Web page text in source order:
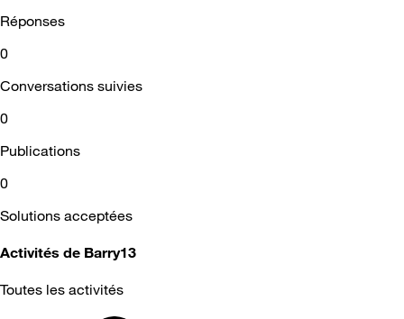
Réponses
0
Conversations suivies
0
Publications
0
Solutions acceptées
Activités de Barry13
Toutes les activités